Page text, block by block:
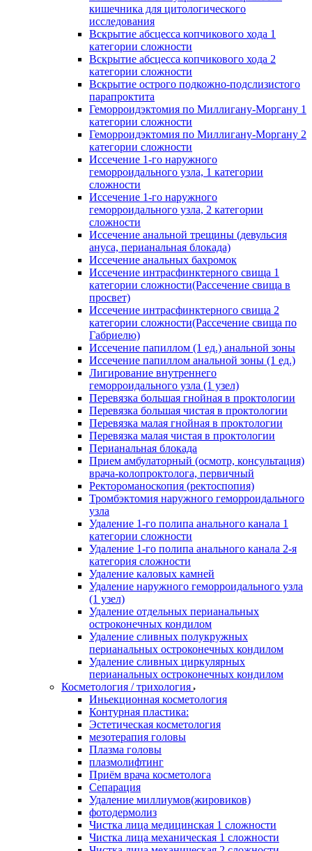
кишечника для цитологического
исследования
Вскрытие абсцесса копчикового хода 1
категории сложности
Вскрытие абсцесса копчикового хода 2
категории сложности
Вскрытие острого подкожно-подслизистого
парапроктита
Геморроидэктомия по Миллигану-Моргану 1
категории сложности
Геморроидэктомия по Миллигану-Моргану 2
категории сложности
Иссечение 1-го наружного
геморроидального узла, 1 категории
сложности
Иссечение 1-го наружного
геморроидального узла, 2 категории
сложности
Иссечение анальной трещины (девульсия
ануса, перианальная блокада)
Иссечение анальных бахромок
Иссечение интрасфинктерного свища 1
категории сложности(Рассечение свища в
просвет)
Иссечение интрасфинктерного свища 2
категории сложности(Рассечение свища по
Габриелю)
Иссечение папиллом (1 ед.) анальной зоны
Иссечение папиллом анальной зоны (1 ед.)
Лигирование внутреннего
геморроидального узла (1 узел)
Перевязка большая гнойная в проктологии
Перевязка большая чистая в проктологии
Перевязка малая гнойная в проктологии
Перевязка малая чистая в проктологии
Перианальная блокада
Прием амбулаторный (осмотр, консультация)
врача-колопроктолога, первичный
Ректороманоскопия (ректоспопия)
Тромбэктомия наружного геморроидального
узла
Удаление 1-го полипа анального канала 1
категории сложности
Удаление 1-го полипа анального канала 2-я
категория сложности
Удаление каловых камней
Удаление наружного геморроидального узла
(1 узел)
Удаление отдельных перианальных
остроконечных кондилом
Удаление сливных полукружных
перианальных остроконечных кондилом
Удаление сливных циркулярных
перианальных остроконечных кондилом
Косметология / трихология
Иньекционная косметология
Контурная пластика:
Эстетическая косметология
мезотерапия головы
Плазма головы
плазмолифтинг
Приём врача косметолога
Сепарация
Удаление миллиумов(жировиков)
фотодермолиз
Чистка лица медицинская 1 сложности
Чистка лица механическая 1 сложности